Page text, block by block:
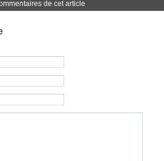
de cet article